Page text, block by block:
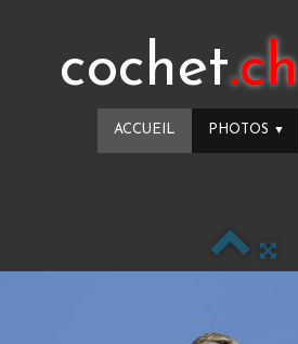
cochet.ch
ACCUEIL PHOTOS ▼